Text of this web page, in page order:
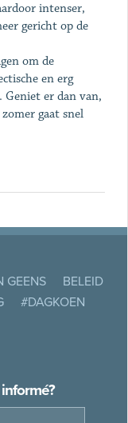
intenser,
gericht op de
om de
en erg
Geniet er dan van,
gaat snel
GEENS
BELEID
#DAGKOEN